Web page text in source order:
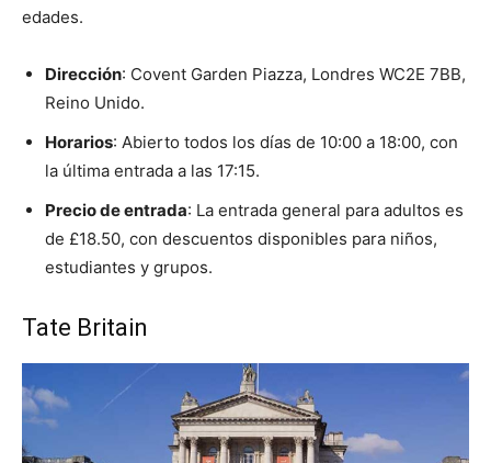
edades.
Dirección: Covent Garden Piazza, Londres WC2E 7BB,
Reino Unido.
Horarios: Abierto todos los días de 10:00 a 18:00, con
la última entrada a las 17:15.
Precio de entrada: La entrada general para adultos es
de £18.50, con descuentos disponibles para niños,
estudiantes y grupos.
Tate Britain